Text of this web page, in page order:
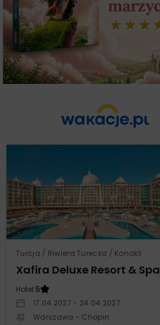
Turcja / Riwiera Turecka / Konakli
Xafira Deluxe Resort & Spa
Hotel:5
17.04.2027 - 24.04.2027
Warszawa - Chopin